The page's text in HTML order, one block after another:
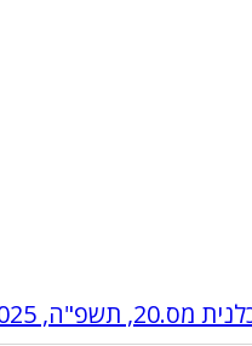
תשפ"ה, 5.2.2025